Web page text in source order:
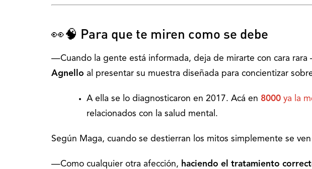
👀🧠 Para que te miren como se debe
—Cuando la gente está informada, deja de mirarte con cara
Agnello al presentar su muestra diseñada para concientizar
A ella se lo diagnosticaron en 2017. Acá en 8000 ya la
relacionados con la salud mental.
Según Maga, cuando se destierran los mitos simplemente se
—Como cualquier otra afección, haciendo el tratamiento